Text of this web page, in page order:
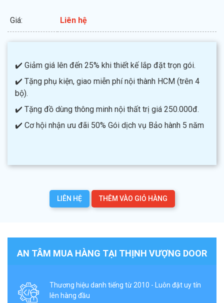
Giá: Liên hệ
✔️ Giảm giá lên đến 25% khi thiết kế lắp đặt trọn gói.
✔️ Tặng phụ kiện, giao miễn phí nội thành HCM (trên 4
bộ).
✔️ Tặng đồ dùng thông minh nội thất trị giá 250.000đ.
✔️ Cơ hội nhận ưu đãi 50% Gói dịch vụ Bảo hành 5 năm
LIÊN HỆ THÊM VÀO GIỎ HÀNG
AN TÂM MUA HÀNG TẠI THỊNH VƯỢNG DOOR
Thương hiệu danh tiếng từ 2010 - Luôn đặt uy tín
lên hàng đầu